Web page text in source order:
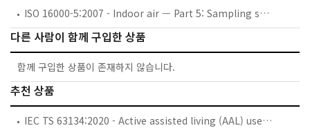
ISO 16000-5:2007 - Indoor air — Part 5: Sampling strategy for volatile organic compounds (VOCs)
다른 사람이 함께 구입한 상품
함께 구입한 상품이 존재하지 않습니다.
추천 상품
IEC TS 63134:2020 - Active assisted living (AAL) use cases